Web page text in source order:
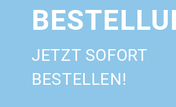
JETZT SOFORT
BESTELLEN!